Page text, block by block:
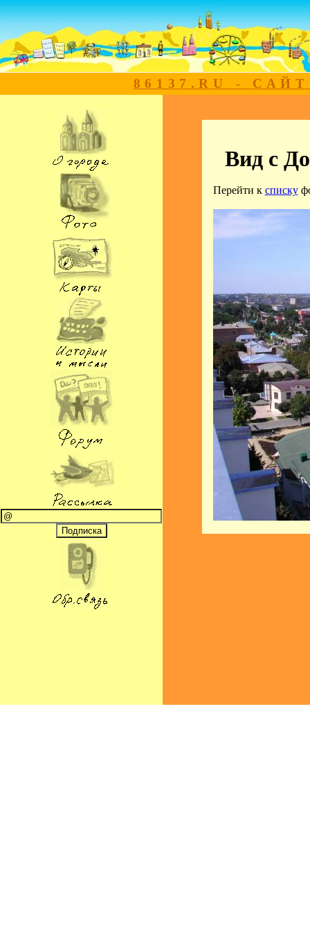
86137.RU -
Вид с
Перейти к списку